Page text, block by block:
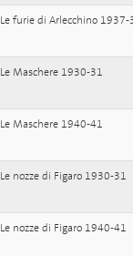
Le furie di Arlecchino 1937-
Le Maschere 1930-31
Le Maschere 1940-41
Le nozze di Figaro 1930-31
Le nozze di Figaro 1940-41